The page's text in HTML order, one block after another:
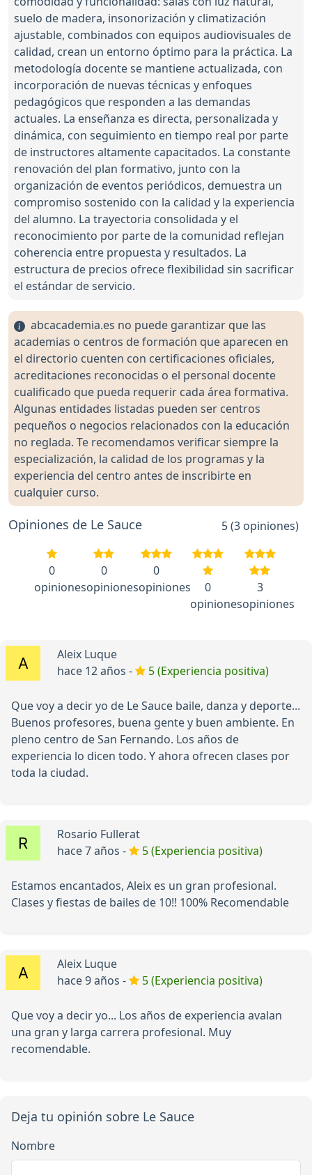
suelo de madera, insonorización y climatización
ajustable, combinados con equipos audiovisuales de
calidad, crean un entorno óptimo para la práctica. La
metodología docente se mantiene actualizada, con
incorporación de nuevas técnicas y enfoques
pedagógicos que responden a las demandas
actuales. La enseñanza es directa, personalizada y
dinámica, con seguimiento en tiempo real por parte
de instructores altamente capacitados. La constante
renovación del plan formativo, junto con la
organización de eventos periódicos, demuestra un
compromiso sostenido con la calidad y la experiencia
del alumno. La trayectoria consolidada y el
reconocimiento por parte de la comunidad reflejan
coherencia entre propuesta y resultados. La
estructura de precios ofrece flexibilidad sin sacrificar
el estándar de servicio.
abcacademia.es no puede garantizar que las
academias o centros de formación que aparecen en
el directorio cuenten con certificaciones oficiales,
acreditaciones reconocidas o el personal docente
cualificado que pueda requerir cada área formativa.
Algunas entidades listadas pueden ser centros
pequeños o negocios relacionados con la educación
no reglada. Te recomendamos verificar siempre la
especialización, la calidad de los programas y la
experiencia del centro antes de inscribirte en
cualquier curso.
Opiniones de Le Sauce 5 (3 opiniones)
0
opiniones
0
opiniones
0
opiniones
0
opiniones
3
opiniones
Aleix Luque
hace 12 años -
5 (Experiencia positiva)
Que voy a decir yo de Le Sauce baile, danza y deporte...
Buenos profesores, buena gente y buen ambiente. En
pleno centro de San Fernando. Los años de
experiencia lo dicen todo. Y ahora ofrecen clases por
toda la ciudad.
Rosario Fullerat
hace 7 años -
5 (Experiencia positiva)
Estamos encantados, Aleix es un gran profesional.
Clases y fiestas de bailes de 10!! 100% Recomendable
Aleix Luque
hace 9 años -
5 (Experiencia positiva)
Que voy a decir yo... Los años de experiencia avalan
una gran y larga carrera profesional. Muy
recomendable.
Deja tu opinión sobre Le Sauce
Nombre